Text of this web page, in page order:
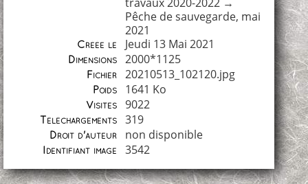
Pêche de sauvegarde, mai
2021
Créée le Jeudi 13 Mai 2021
Dimensions 2000*1125
Fichier 20210513_102120.jpg
Poids 1641 Ko
Visites 9022
Téléchargements 319
Droit d'auteur non disponible
Identifiant image 3542